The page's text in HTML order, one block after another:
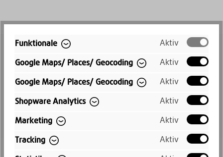
Funktionale
Aktiv
Google Maps/ Places/ Geocoding
Aktiv
Google Maps/ Places/ Geocoding
Aktiv
Shopware Analytics
Aktiv
Marketing
Aktiv
Tracking
Aktiv